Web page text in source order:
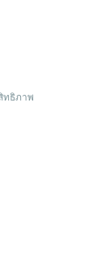
ทธิภาพ